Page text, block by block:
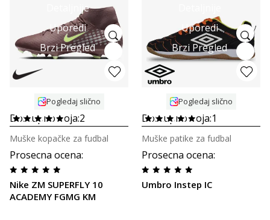
Detaljnije
Uporedi
Brzi Pregled
Pogledaj slično
Dostupno boja:2
Prosecna ocena:
Nike ZM SUPERFLY 10
ACADEMY FGMG KM
Muške kopačke za fudbal
Uporedi
Brzi Pregled
Pogledaj slično
Dostupno boja:1
Prosecna ocena:
Umbro Instep IC
Muške patike za fudbal